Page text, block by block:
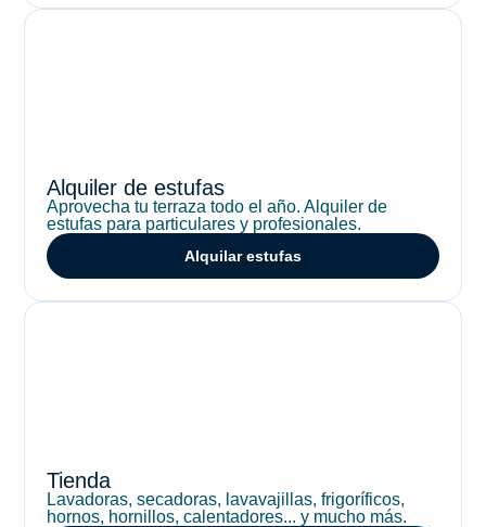
Alquiler de estufas
Aprovecha tu terraza todo el año. Alquiler de
estufas para particulares y profesionales.
Alquilar estufas
Tienda
Lavadoras, secadoras, lavavajillas, frigoríficos,
hornos, hornillos, calentadores... y mucho más.